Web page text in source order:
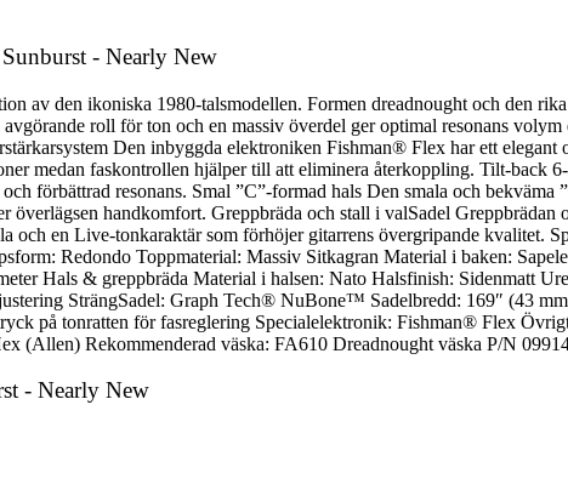
- Nearly New
av den ikoniska 1980-talsmodellen. Formen dreadnought och den
roll för ton och en massiv överdel ger optimal resonans
Den inbyggda elektroniken Fishman® Flex har ett
medan faskontrollen hjälper till att eliminera återkoppling. Tilt-back
förbättrad resonans. Smal ”C”-formad hals Den smala och bekväma
överlägsen handkomfort. Greppbräda och stall i valSadel
och en Live-tonkaraktär som förhöjer gitarrens övergripande kvalitet.
Redondo Toppmaterial: Massiv Sitkagran Material i baken:
Hals & greppbräda Material i halsen: Nato Halsfinish: Sidenmatt
SträngSadel: Graph Tech® NuBone™ Sadelbredd: 169″ (43
på tonratten för fasreglering Specialelektronik: Fishman® Flex
(Allen) Rekommenderad väska: FA610 Dreadnought väska P/N
- Nearly New